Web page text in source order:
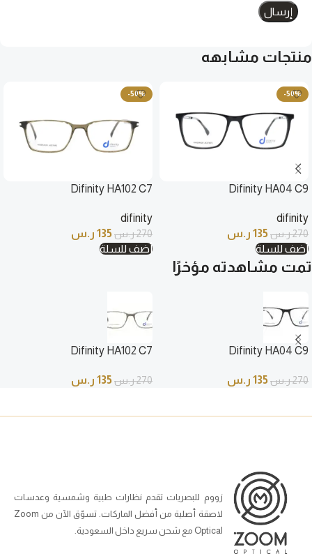
منتجات مشابهه
-50%
Difinity HA04 C9
difinity
270ر.س135 ر.س
أضف للسلة
-50%
Difinity HA102 C7
difinity
270ر.س135 ر.س
أضف للسلة
تمت مشاهدته مؤخرًا
Difinity HA04 C9
270ر.س135 ر.س
Difinity HA102 C7
270ر.س135 ر.س
زووم للبصريات تقدم نظارات طبية وشمسية وعدسات
لاصقة أصلية من أفضل الماركات. تسوّق الآن من Zoom
Optical مع شحن سريع داخل السعودية.